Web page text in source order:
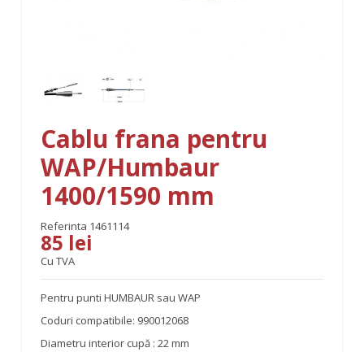
Cablu frana pentru
WAP/Humbaur
1400/1590 mm
Referinta 1461114
85 lei
Cu TVA
Pentru punti HUMBAUR sau WAP
Coduri compatibile: 990012068
Diametru interior cupă : 22 mm